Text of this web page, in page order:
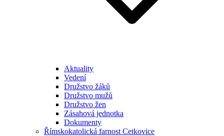
Aktuality
Vedení
Družstvo žáků
Družstvo mužů
Družstvo žen
Zásahová jednotka
Dokumenty
Římskokatolická farnost Cetkovice